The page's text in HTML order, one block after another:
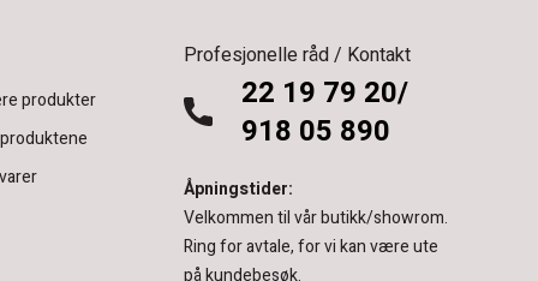
produkter
Profesjonelle råd / Kontakt
22 19 79 20/
918 05 890
Åpningstider:
Velkommen til vår butikk/showrom.
Ring for avtale, for vi kan være ute